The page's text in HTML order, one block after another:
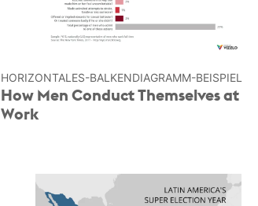
HORIZONTALES-BALKEN­DIAGRAMM-BEISPIEL
How Men Conduct Themselves at
Work